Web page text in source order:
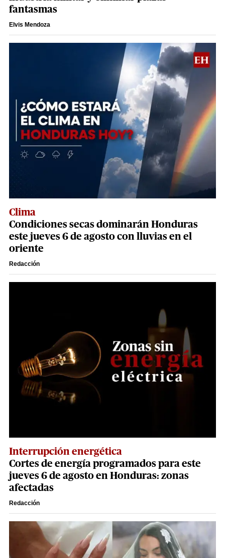
fantasmas
Elvis Mendoza
Clima
Condiciones secas dominarán Honduras
este jueves 6 de agosto con lluvias en el
oriente
Redacción
Interrupción energética
Cortes de energía programados para este
jueves 6 de agosto en Honduras: zonas
afectadas
Redacción